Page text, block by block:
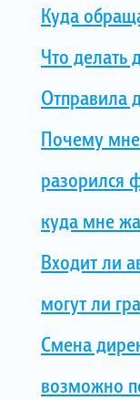
Куда
Что делать
Отправила
Почему мне
разорился
куда мне
Входит ли
могут ли
Смена
возможно